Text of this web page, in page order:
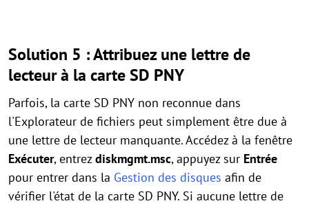
Solution 5 : Attribuez une lettre de
lecteur à la carte SD PNY
Parfois, la carte SD PNY non reconnue dans
l'Explorateur de fichiers peut simplement être due à
une lettre de lecteur manquante. Accédez à la fenêtre
Exécuter, entrezdiskmgmt.msc, appuyez sur Entrée
pour entrer dans la Gestion des disques afin de
vérifier l'état de la carte SD PNY. Si aucune lettre de